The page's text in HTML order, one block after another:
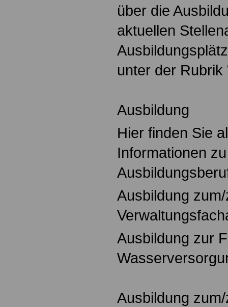
über die
aktuellen
unter der
Ausbildung
Hier finden Sie
Informationen
Ausbildung
Ausbildung zur
Ausbildung